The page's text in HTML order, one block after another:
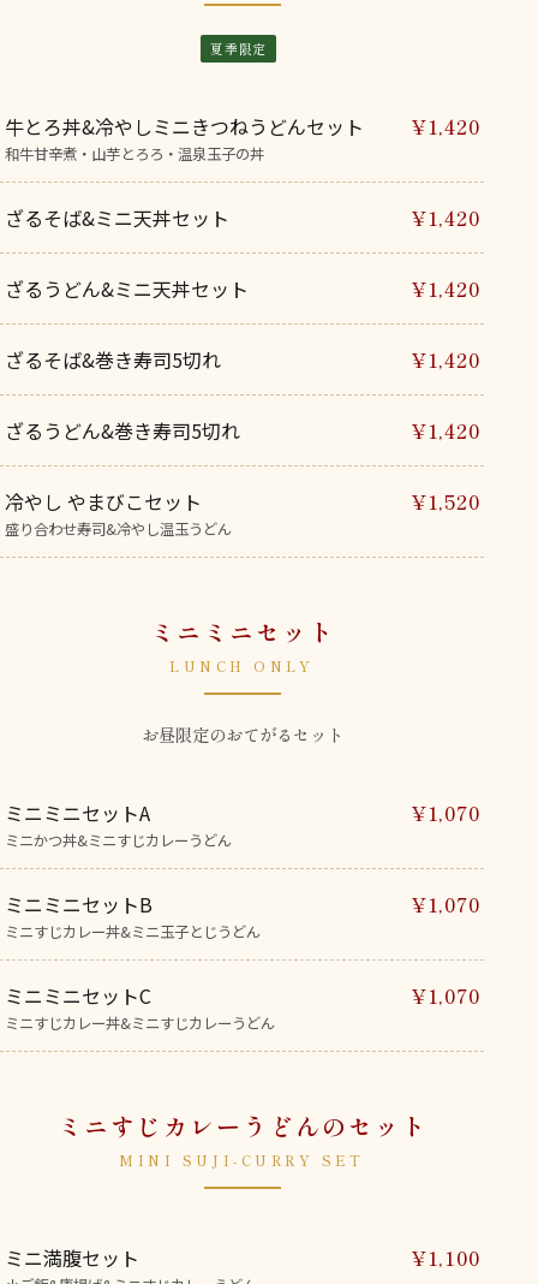
夏季限定
牛とろ丼&冷やしミニきつねうどんセット
和牛甘辛煮・山芋とろろ・温泉玉子の丼
¥1,420
ざるそば&ミニ天丼セット ¥1,420
ざるうどん&ミニ天丼セット ¥1,420
ざるそば&巻き寿司5切れ ¥1,420
ざるうどん&巻き寿司5切れ ¥1,420
冷やし やまびこセット
盛り合わせ寿司&冷やし温玉うどん
¥1,520
ミニミニセット
LUNCH ONLY
お昼限定のおてがるセット
ミニミニセットA
ミニかつ丼&ミニすじカレーうどん
¥1,070
ミニミニセットB
ミニすじカレー丼&ミニ玉子とじうどん
¥1,070
ミニミニセットC
ミニすじカレー丼&ミニすじカレーうどん
¥1,070
ミニすじカレーうどんのセット
MINI SUJI-CURRY SET
ミニ満腹セット ¥1,100